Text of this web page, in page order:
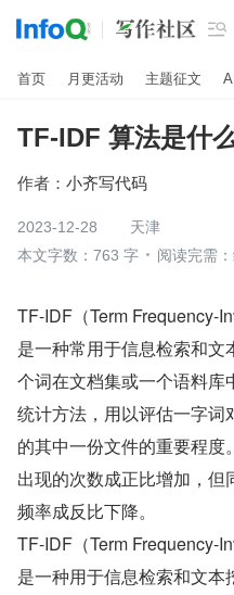

首页 月更活动 主题征文
TF-IDF 算法是什
作者： 小齐写代码
2023-12-28
天津
本文字数：763 字
阅读完需
TF-IDF（Term Frequency-
是一种常用于信息检索和
个词在文档集或一个语料库
统计方法，用以评估一字词
的其中一份文件的重要程度
出现的次数成正比增加，
频率成反比下降。
TF-IDF（Term Frequency-
是一种用于信息检索和文